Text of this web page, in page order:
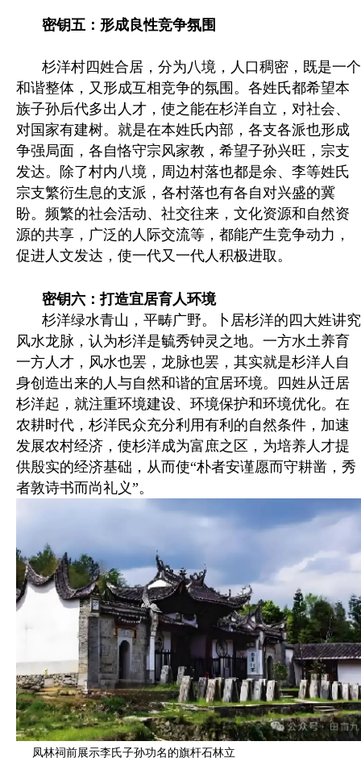
密钥五：形成良性竞争氛围
杉洋村四姓合居，分为八境，人口稠密，既是一个
和谐整体，又形成互相竞争的氛围。各姓氏都希望本
族子孙后代多出人才，使之能在杉洋自立，对社会、
对国家有建树。就是在本姓氏内部，各支各派也形成
争强局面，各自恪守宗风家教，希望子孙兴旺，宗支
发达。除了村内八境，周边村落也都是余、李等姓氏
宗支繁衍生息的支派，各村落也有各自对兴盛的冀
盼。频繁的社会活动、社交往来，文化资源和自然资
源的共享，广泛的人际交流等，都能产生竞争动力，
促进人文发达，使一代又一代人积极进取。
密钥六 ：打造宜居育人环境
杉洋绿水青山，平畴广野。卜居杉洋的四大姓讲究
风水龙脉，认为杉洋是毓秀钟灵之地。一方水土养育
一方人才，风水也罢，龙脉也罢，其实就是杉洋人自
身创造出来的人与自然和谐的宜居环境。四姓从迁居
杉洋起，就注重环境建设、环境保护和环境优化。在
农耕时代，杉洋民众充分利用有利的自然条件，加速
发展农村经济，使杉洋成为富庶之区，为培养人才提
供殷实的经济基础，从而使“朴者安谨愿而守耕凿，秀
者敦诗书而尚礼义”。
凤林祠前展示李氏子孙功名的旗杆石林立